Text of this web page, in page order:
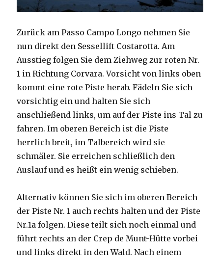
Zurück am Passo Campo Longo nehmen Sie
nun direkt den Sessellift Costarotta. Am
Ausstieg folgen Sie dem Ziehweg zur roten Nr.
1 in Richtung Corvara. Vorsicht von links oben
kommt eine rote Piste herab. Fädeln Sie sich
vorsichtig ein und halten Sie sich
anschließend links, um auf der Piste ins Tal zu
fahren. Im oberen Bereich ist die Piste
herrlich breit, im Talbereich wird sie
schmäler. Sie erreichen schließlich den
Auslauf und es heißt ein wenig schieben.
Alternativ können Sie sich im oberen Bereich
der Piste Nr. 1 auch rechts halten und der Piste
Nr.1a folgen. Diese teilt sich noch einmal und
führt rechts an der Crep de Munt-Hütte vorbei
und links direkt in den Wald. Nach einem